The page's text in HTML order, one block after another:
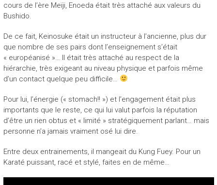
cours de l’ère Meïji, Enoeda était très attaché aux valeurs du
Bushido.
De ce fait, Keinosuke était un instructeur à l’ancienne, plus dur
que nombre de ses pairs dont l’enseignement s’était
« européanisé »… Il était très attaché au respect de la
hiérarchie, très exigeant au niveau physique et parfois même
d’un contact quelque peu difficile…
Pour lui, l’énergie (« stomach!! ») et l’engagement était plus
importants que le reste, ce qui lui valut parfois la réputation
d’être un rien obtus et « limité » stratégiquement parlant… mais
personne n’a jamais vraiment osé lui dire.
Entre deux entrainements, il mangeait du Kung Fuey. Pour un
Karaté puissant, racé et stylé, faites en de même…